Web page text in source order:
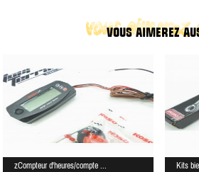
VOUS AIMEREZ
vous
zCompteur d'heures/compte ... Kits